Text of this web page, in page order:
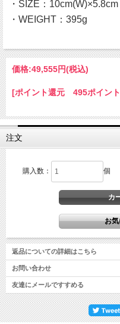
・SIZE：
・WEIGHT：395g
価格:49,555円(税込)
[ポイント還元 495ポイン
注文
購入数： 個
返品についての詳細はこちら
お問い合わせ
友達にメールですすめる